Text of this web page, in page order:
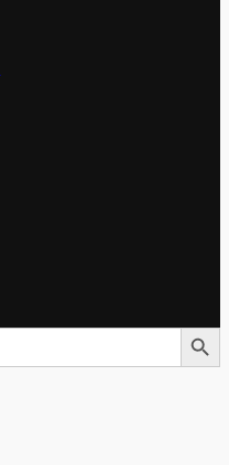
Search Button